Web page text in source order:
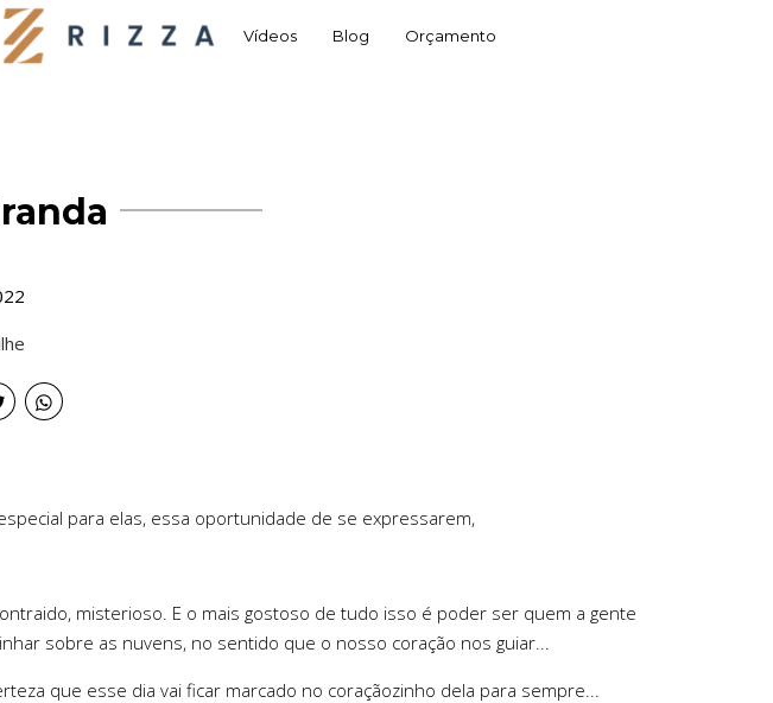
Vídeos Blog Orçamento
para elas, essa oportunidade de se expressarem,
misterioso. E o mais gostoso de tudo isso é poder ser quem a gente
sobre as nuvens, no sentido que o nosso coração nos guiar...
que esse dia vai ficar marcado no coraçãozinho dela para sempre...